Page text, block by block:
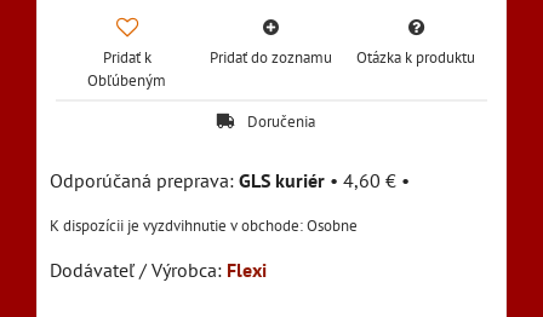
Pridať k
Obľúbeným
Pridať do zoznamu Otázka k produktu
Doručenia
GLS kuriér • 4,60 € •
Osobne
Dodávateľ / Výrobca: Flexi